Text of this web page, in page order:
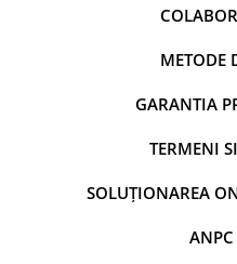
METODE
GARANTIA
TERMENI
SOLUȚIONAREA
ANPC